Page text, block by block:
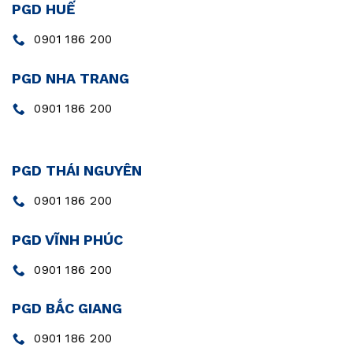
PGD HUẾ
0901 186 200
PGD NHA TRANG
0901 186 200
PGD THÁI NGUYÊN
0901 186 200
PGD VĨNH PHÚC
0901 186 200
PGD BẮC GIANG
0901 186 200